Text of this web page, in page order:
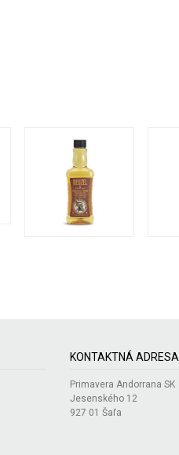
KONTAKTNÁ ADRESA
Primavera Andorrana SK
Jesenského 12
927 01 Šaľa